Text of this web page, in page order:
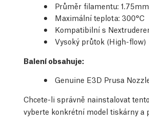
Průměr filamentu: 1.75mm
Maximální teplota: 300°C
Kompatibilní s
Vysoký průtok (High-flow)
Balení obsahuje:
Genuine E3D Prusa
Chcete-li správně nainstalovat
vyberte konkrétní model tiskárny a